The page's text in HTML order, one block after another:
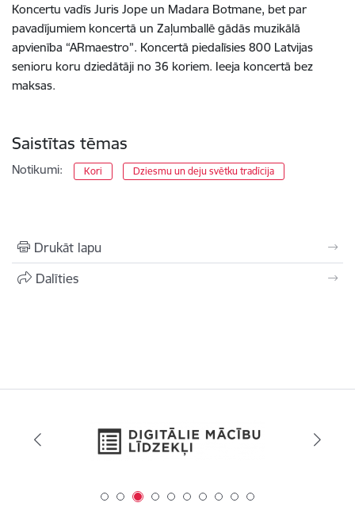
Koncertu vadīs Juris Jope un Madara Botmane, bet par
pavadījumiem koncertā un Zaļumballē gādās muzikālā
apvienība “ARmaestro”. Koncertā piedalīsies 800 Latvijas
senioru koru dziedātāji no 36 koriem. Ieeja koncertā bez
maksas.
Saistītas tēmas
Notikumi: Kori Dziesmu un deju svētku tradīcija
Drukāt lapu
Dalīties